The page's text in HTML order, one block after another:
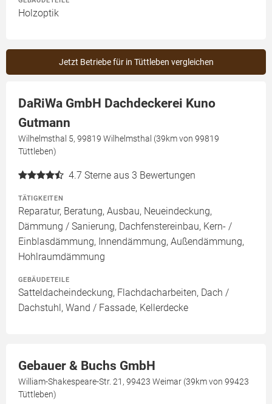
Holzoptik
Jetzt Betriebe für in Tüttleben vergleichen
DaRiWa GmbH Dachdeckerei Kuno
Gutmann
Wilhelmsthal 5, 99819 Wilhelmsthal (39km von 99819
Tüttleben)
4.7 Sterne aus 3 Bewertungen
TÄTIGKEITEN
Reparatur, Beratung, Ausbau, Neueindeckung,
Dämmung / Sanierung, Dachfenstereinbau, Kern- /
Einblasdämmung, Innendämmung, Außendämmung,
Hohlraumdämmung
GEBÄUDETEILE
Satteldacheindeckung, Flachdacharbeiten, Dach /
Dachstuhl, Wand / Fassade, Kellerdecke
Gebauer & Buchs GmbH
William-Shakespeare-Str. 21, 99423 Weimar (39km von 99423
Tüttleben)